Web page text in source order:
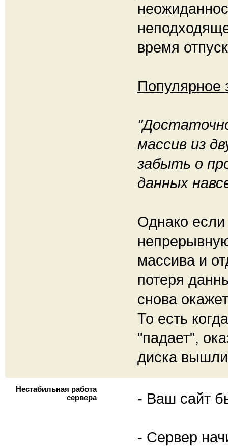
время
Популярное
массив из
забыть о
данных
Однако если
массива и
потеря
снова
То есть
"падает",
диска
Нестабильная работа
сервера
- Ваш сайт
- Сервер